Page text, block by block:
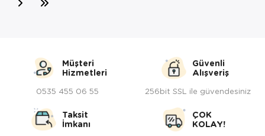
Müşteri
Hizmetleri
0535 455 06 55
Güvenli
Alışveriş
256bit SSL ile güvendesiniz
Taksit
İmkanı
ÇOK
KOLAY!